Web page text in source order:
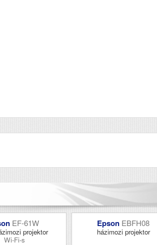
EF-61W
projektor
Wi-Fi-s
Epson EBFH08
házimozi projektor